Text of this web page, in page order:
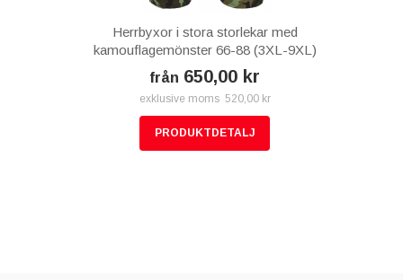
Herrbyxor i stora storlekar med
kamouflagemönster 66-88 (3XL-9XL)
från 650,00 kr
exklusive moms 520,00 kr
PRODUKTDETALJ